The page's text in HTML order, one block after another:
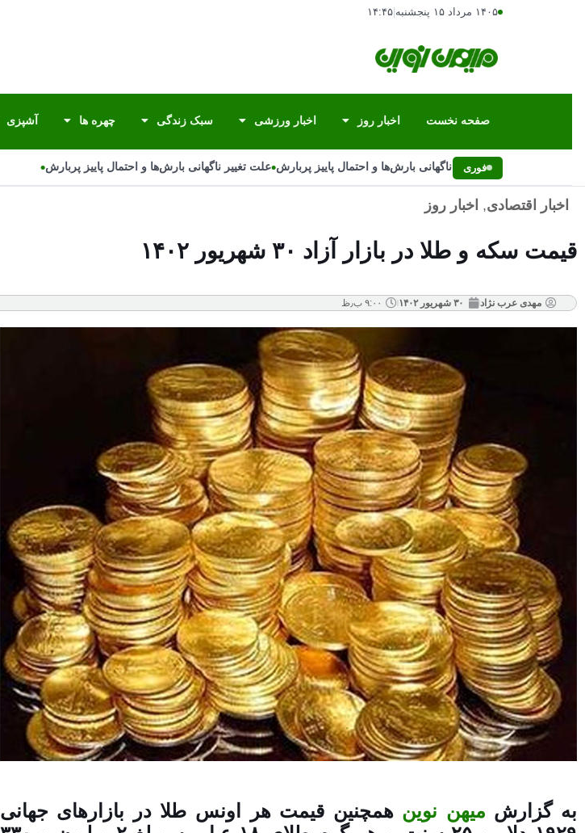
۱۴۰۵ مرداد ۱۵ پنجشنبه ۱۴:۴۵
صفحه نخست اخبار روز اخبار ورزشی سبک زندگی چهره ها آشپزی
فوری
علت تغییر ناگهانی بارش‌ها و احتمال پاییز پربارش•علت تغییر ناگهانی بارش‌ها و احتمال پاییز پربارش•
اخبار اقتصادی, اخبار روز
قیمت سکه و طلا در بازار آزاد ۳۰ شهریور ۱۴۰۲
مهدی عرب نژاد ۳۰ شهریور ۱۴۰۲ ۹:۰۰ ب٫ظ
به گزارش میهن نوین همچنین قیمت هر اونس طلا در بازار‌های جهانی